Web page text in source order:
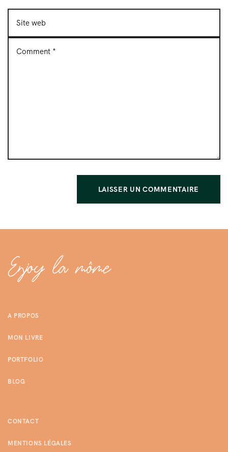
A PROPOS
MON LIVRE
PORTFOLIO
BLOG
CONTACT
MENTIONS LÉGALES